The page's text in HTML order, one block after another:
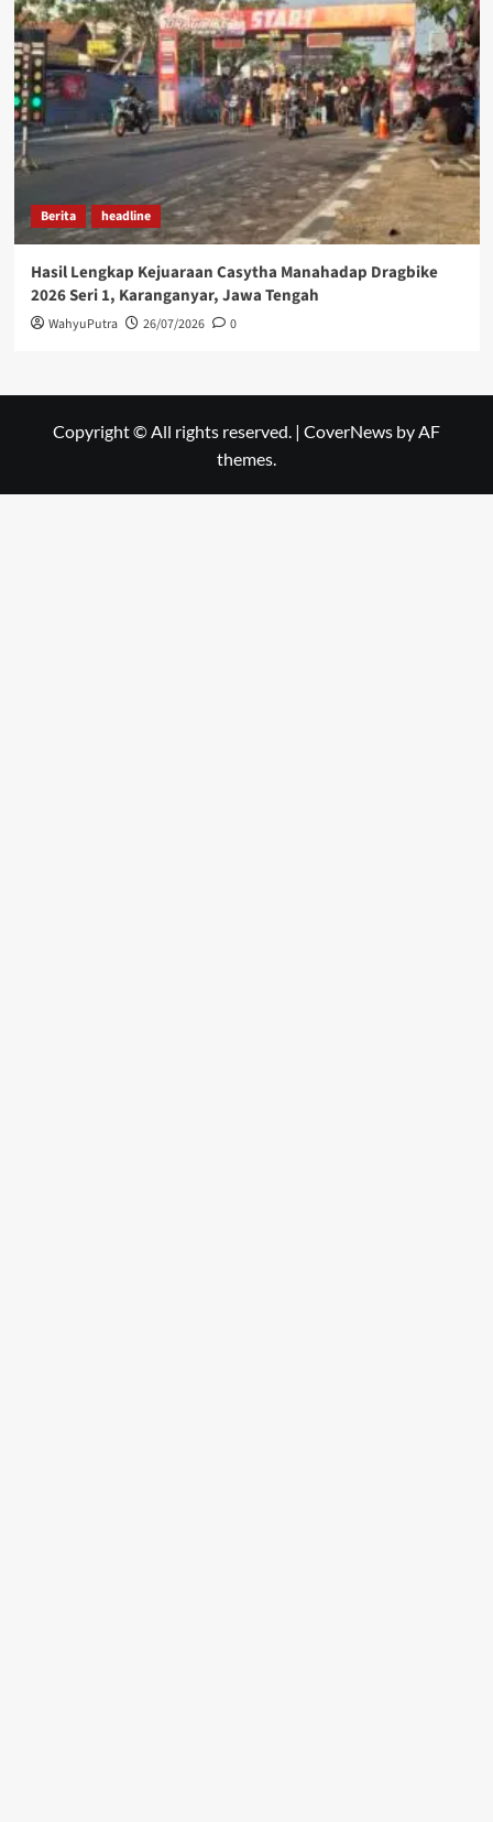
Berita headline
Hasil Lengkap Kejuaraan Casytha Manahadap Dragbike
2026 Seri 1, Karanganyar, Jawa Tengah
WahyuPutra 26/07/2026 0
Copyright © All rights reserved. | CoverNews by AF
themes.